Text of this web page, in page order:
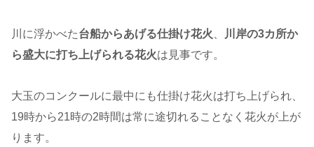
川に浮かべた台船からあげる仕掛け花火
川岸の3カ所か
ら盛大に打ち上げられる花火は見事です。
大玉のコンクールに最中にも仕掛け花火は打ち上げられ、
19時から21時の2時間は常に途切れることなく花火が上が
ります。